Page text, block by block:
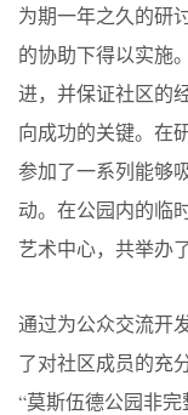
为期一年之久的研
的协助下得以实施
进，并保证社区的
向成功的关键。在
参加了一系列能够
动。在公园内的临
艺术中心，共举办
通过为公众交流开
了对社区成员的充
“莫斯伍德公园非完